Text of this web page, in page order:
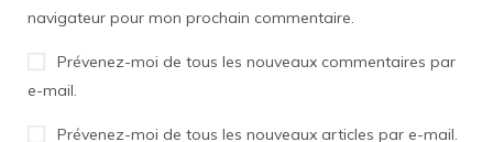
navigateur pour mon prochain commentaire.
Prévenez-moi de tous les nouveaux commentaires par
e-mail.
Prévenez-moi de tous les nouveaux articles par e-mail.